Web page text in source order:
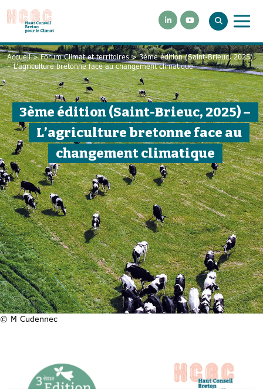
3ème édition (Saint-Brieuc, 2025) –
L’agriculture bretonne face au
changement climatique
© M Cudennec
Accueil>Forum Climat et territoires>3ème édition (Saint-Brieuc, 2025)
– L’agriculture bretonne face au changement climatique